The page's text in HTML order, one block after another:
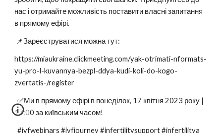
нас і отримайте можливість поставити власні запитання
в прямому ефірі.
📌Зареєструватися можна тут:
https://miaukraine.clickmeeting.com/yak-otrimati-nformats-
yu-pro-l-kuvannya-bezpl-ddya-kudi-koli-do-kogo-
zvertatis-/register
✅Ми в прямому ефірі в понеділок, 17 квітня 2023 року |
17:00 за київським часом!
#ivfwebinars #ivfjourney #infertilitysupport #infertilitya